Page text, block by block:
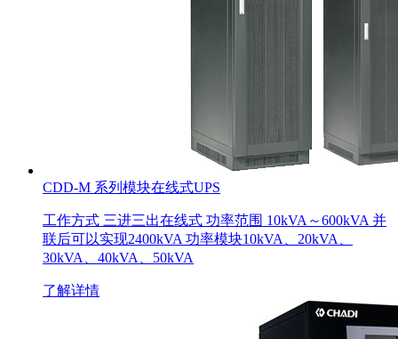
CDD-M 系列模块在线式UPS
工作方式 三进三出在线式 功率范围 10kVA～600kVA 并
联后可以实现2400kVA 功率模块10kVA、20kVA、
30kVA、40kVA、50kVA
了解详情